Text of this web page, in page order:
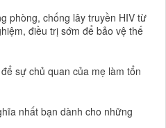
phòng, chống lây truyền HIV từ
điều trị sớm để bảo vệ thế
sự chủ quan của mẹ làm tổn
nhất bạn dành cho những